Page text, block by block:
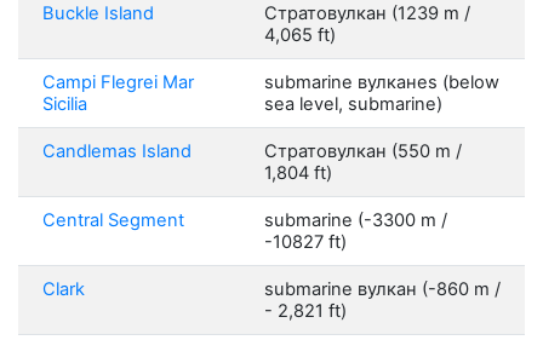
Buckle Island
Стратовулкан (1239 m /
4,065 ft)
Campi Flegrei Mar
Sicilia
submarine вулканes (below
sea level, submarine)
Candlemas Island
Стратовулкан (550 m /
1,804 ft)
Central Segment
submarine (-3300 m /
-10827 ft)
Clark
submarine вулкан (-860 m /
- 2,821 ft)